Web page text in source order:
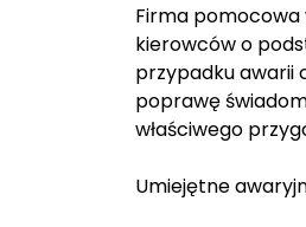
Firma pomocowa
kierowców o
przypadku awarii
poprawę
właściwego
Umiejętne